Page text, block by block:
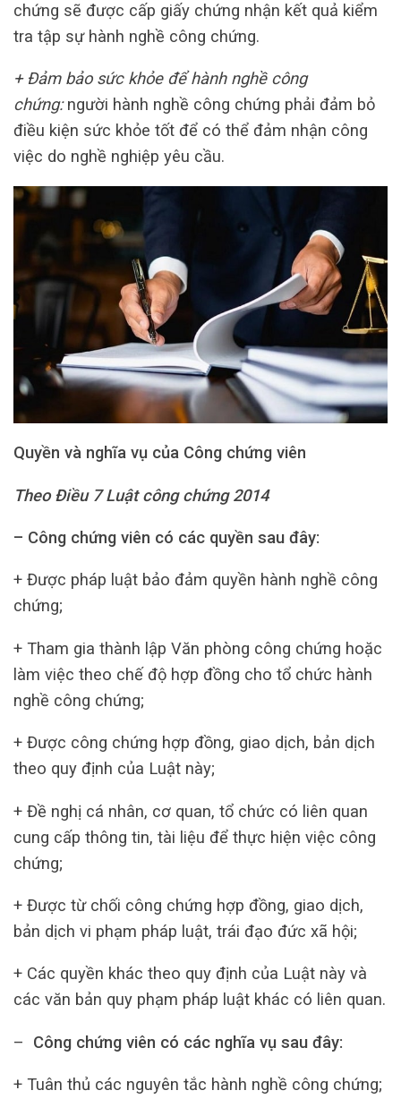
chứng sẽ được cấp giấy chứng nhận kết quả kiểm
tra tập sự hành nghề công chứng.
+ Đảm bảo sức khỏe để hành nghề công
chứng:người hành nghề công chứng phải đảm bỏ
điều kiện sức khỏe tốt để có thể đảm nhận công
việc do nghề nghiệp yêu cầu.
Quyền và nghĩa vụ của Công chứng viên
Theo Điều 7 Luật công chứng 2014
– Công chứng viên có các quyền sau đây:
+ Được pháp luật bảo đảm quyền hành nghề công
chứng;
+ Tham gia thành lập Văn phòng công chứng hoặc
làm việc theo chế độ hợp đồng cho tổ chức hành
nghề công chứng;
+ Được công chứng hợp đồng, giao dịch, bản dịch
theo quy định của Luật này;
+ Đề nghị cá nhân, cơ quan, tổ chức có liên quan
cung cấp thông tin, tài liệu để thực hiện việc công
chứng;
+ Được từ chối công chứng hợp đồng, giao dịch,
bản dịch vi phạm pháp luật, trái đạo đức xã hội;
+ Các quyền khác theo quy định của Luật này và
các văn bản quy phạm pháp luật khác có liên quan.
– Công chứng viên có các nghĩa vụ sau đây:
+ Tuân thủ các nguyên tắc hành nghề công chứng;